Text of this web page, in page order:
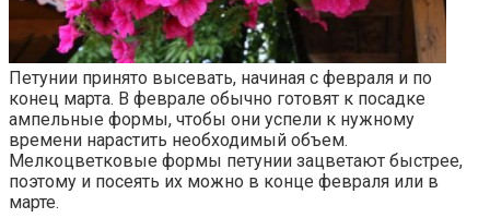
Петунии принято высевать, начиная с февраля и по
конец марта. В феврале обычно готовят к посадке
ампельные формы, чтобы они успели к нужному
времени нарастить необходимый объем.
Мелкоцветковые формы петунии зацветают быстрее,
поэтому и посеять их можно в конце февраля или в
марте.